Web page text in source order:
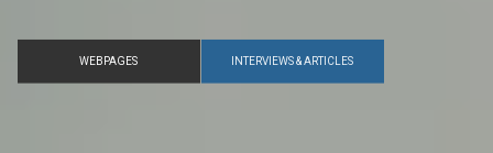
WEBPAGES INTERVIEWS & ARTICLES